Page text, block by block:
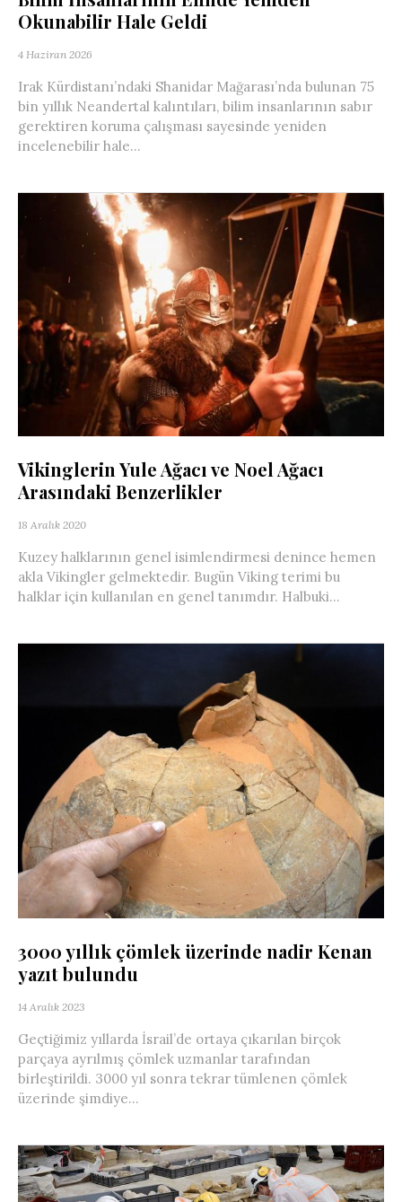
Okunabilir Hale Geldi
4 Haziran 2026
Irak Kürdistanı’ndaki Shanidar Mağarası’nda bulunan 75
bin yıllık Neandertal kalıntıları, bilim insanlarının sabır
gerektiren koruma çalışması sayesinde yeniden
incelenebilir hale...
Vikinglerin Yule Ağacı ve Noel Ağacı
Arasındaki Benzerlikler
18 Aralık 2020
Kuzey halklarının genel isimlendirmesi denince hemen
akla Vikingler gelmektedir. Bugün Viking terimi bu
halklar için kullanılan en genel tanımdır. Halbuki...
3000 yıllık çömlek üzerinde nadir Kenan
yazıt bulundu
14 Aralık 2023
Geçtiğimiz yıllarda İsrail’de ortaya çıkarılan birçok
parçaya ayrılmış çömlek uzmanlar tarafından
birleştirildi. 3000 yıl sonra tekrar tümlenen çömlek
üzerinde şimdiye...